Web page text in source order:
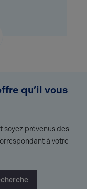
qu’il vous
soyez prévenus des
à votre